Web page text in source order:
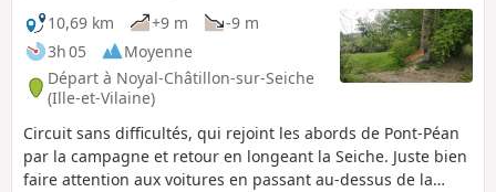
10,69 km
+9 m
-9 m
3h 05
Moyenne
Départ à Noyal-Châtillon-sur-Seiche
(Ille-et-Vilaine)
Circuit sans difficultés, qui rejoint les abords de Pont-Péan
par la campagne et retour en longeant la Seiche. Juste bien
faire attention aux voitures en passant au-dessus de la